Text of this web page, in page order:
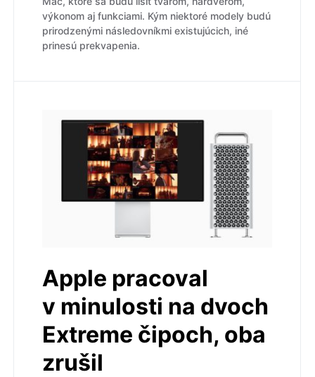
výkonom aj funkciami. Kým niektoré modely budú
prirodzenými následovníkmi existujúcich, iné
prinesú prekvapenia.
Apple pracoval
v minulosti na dvoch
Extreme čipoch, oba
zrušil